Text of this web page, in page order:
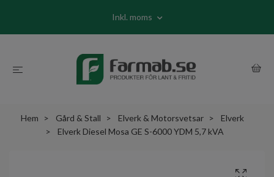
Inkl. moms
Hem Gård & Stall Elverk & Motorsvetsar
Elverk
Elverk Diesel Mosa GE S-6000 YDM 5,7 kVA